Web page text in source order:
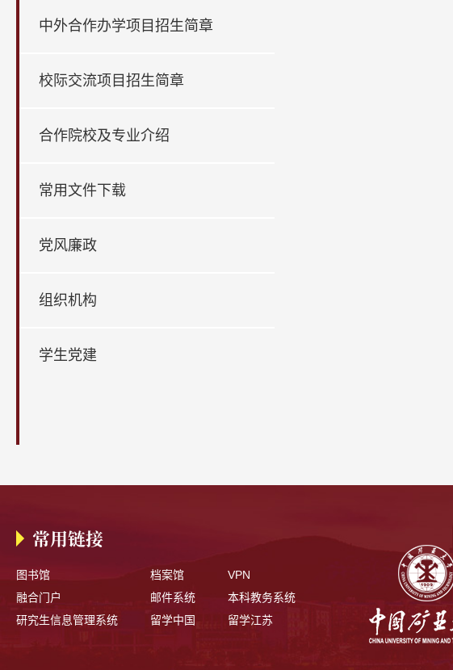
中外合作办学项目招生简章
校际交流项目招生简章
合作院校及专业介绍
常用文件下载
党风廉政
组织机构
学生党建
常用链接
图书馆
融合门户
研究生信息管理系统
档案馆
邮件系统
留学中国
VPN
本科教务系统
留学江苏